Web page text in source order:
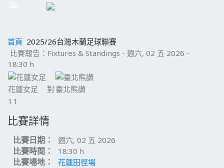
首頁 2025/26台灣木蘭足球聯賽
比賽報告：Fixtures & Standings - 週六, 02 五 2026 -
18:30 h
花蓮女足 對臺北熊讚
1 1
比賽詳情
比賽日期： 週六, 02 五 2026
比賽時間： 18:30 h
比賽場地： 花蓮田徑場